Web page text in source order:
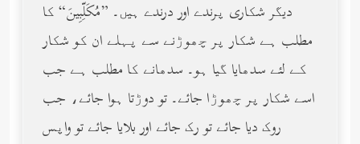
دیگر شکاری پرندے اور درندے ہیں۔ ”مُكَلِّبِينَ“ کا
مطلب ہے شکار پر چھوڑنے سے پہلے ان کو شکار
کے لئے سدھایا گیا ہو۔ سدھانے کا مطلب ہے جب
اسے شکار پر چھوڑا جائے۔ تو دوڑتا ہوا جائے، جب
روک دیا جائے تو رک جائے اور بلایا جائے تو واپس